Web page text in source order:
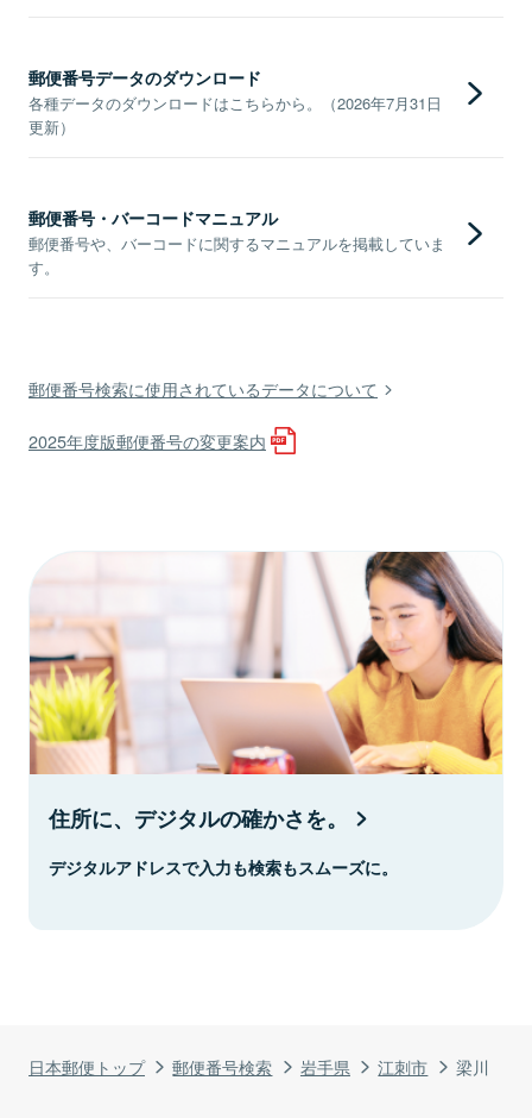
日本郵便トップ 郵便番号検索 岩手県 江刺市 梁川
郵便番号データのダウンロード
各種データのダウンロードはこちらから。（2026年7月31日
更新）
郵便番号・バーコードマニュアル
郵便番号や、バーコードに関するマニュアルを掲載していま
す。
郵便番号検索に使用されているデータについて
2025年度版郵便番号の変更案内
住所に、デジタルの確かさを。
デジタルアドレスで入力も検索もスムーズに。